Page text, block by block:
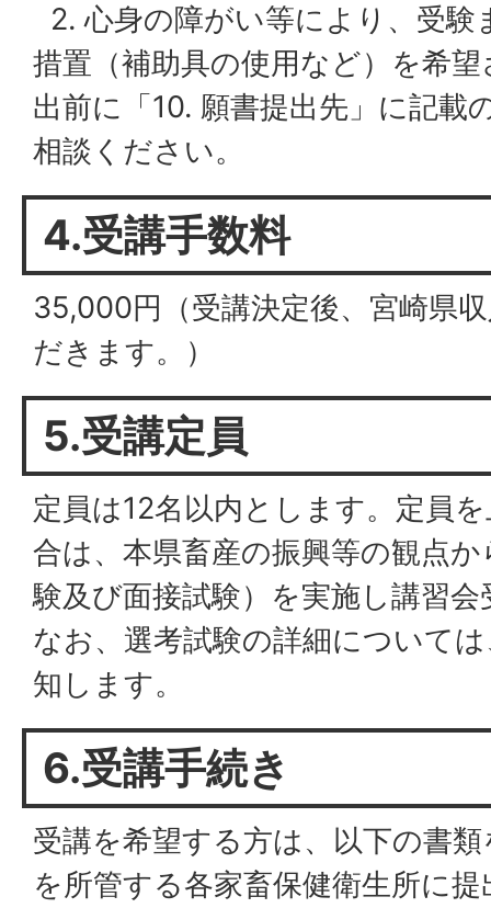
2. 心身の障がい等により、受験
措置（補助具の使用など）を希
出前に「10. 願書提出先」に記載
相談ください。
4.受講手数料
35,000円（受講決定後、宮崎県
だきます。）
5.受講定員
定員は12名以内とします。定員
合は、本県畜産の振興等の観点
験及び面接試験）を実施し講習
なお、選考試験の詳細について
知します。
6.受講手続き
受講を希望する方は、以下の書
を所管する各家畜保健衛生所に